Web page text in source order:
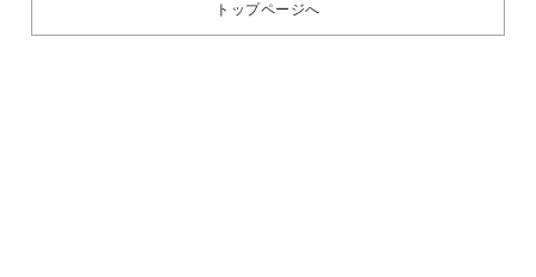
トップページへ